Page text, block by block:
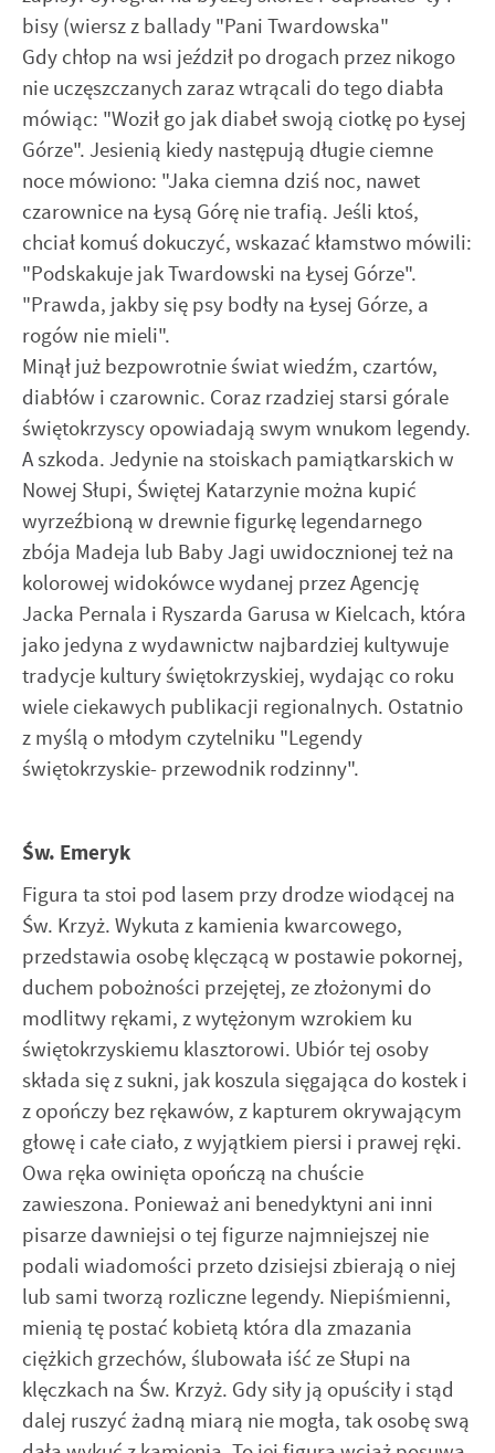
bisy (wiersz z ballady "Pani Twardowska"
Gdy chłop na wsi jeździł po drogach przez nikogo
nie uczęszczanych zaraz wtrącali do tego diabła
mówiąc: "Woził go jak diabeł swoją ciotkę po Łysej
Górze". Jesienią kiedy następują długie ciemne
noce mówiono: "Jaka ciemna dziś noc, nawet
czarownice na Łysą Górę nie trafią. Jeśli ktoś,
chciał komuś dokuczyć, wskazać kłamstwo mówili:
"Podskakuje jak Twardowski na Łysej Górze".
"Prawda, jakby się psy bodły na Łysej Górze, a
rogów nie mieli".
Minął już bezpowrotnie świat wiedźm, czartów,
diabłów i czarownic. Coraz rzadziej starsi górale
świętokrzyscy opowiadają swym wnukom legendy.
A szkoda. Jedynie na stoiskach pamiątkarskich w
Nowej Słupi, Świętej Katarzynie można kupić
wyrzeźbioną w drewnie figurkę legendarnego
zbója Madeja lub Baby Jagi uwidocznionej też na
kolorowej widokówce wydanej przez Agencję
Jacka Pernala i Ryszarda Garusa w Kielcach, która
jako jedyna z wydawnictw najbardziej kultywuje
tradycje kultury świętokrzyskiej, wydając co roku
wiele ciekawych publikacji regionalnych. Ostatnio
z myślą o młodym czytelniku "Legendy
świętokrzyskie- przewodnik rodzinny".
Św. Emeryk
Figura ta stoi pod lasem przy drodze wiodącej na
Św. Krzyż. Wykuta z kamienia kwarcowego,
przedstawia osobę klęczącą w postawie pokornej,
duchem pobożności przejętej, ze złożonymi do
modlitwy rękami, z wytężonym wzrokiem ku
świętokrzyskiemu klasztorowi. Ubiór tej osoby
składa się z sukni, jak koszula sięgająca do kostek i
z opończy bez rękawów, z kapturem okrywającym
głowę i całe ciało, z wyjątkiem piersi i prawej ręki.
Owa ręka owinięta opończą na chuście
zawieszona. Ponieważ ani benedyktyni ani inni
pisarze dawniejsi o tej figurze najmniejszej nie
podali wiadomości przeto dzisiejsi zbierają o niej
lub sami tworzą rozliczne legendy. Niepiśmienni,
mienią tę postać kobietą która dla zmazania
ciężkich grzechów, ślubowała iść ze Słupi na
klęczkach na Św. Krzyż. Gdy siły ją opuściły i stąd
dalej ruszyć żadną miarą nie mogła, tak osobę swą